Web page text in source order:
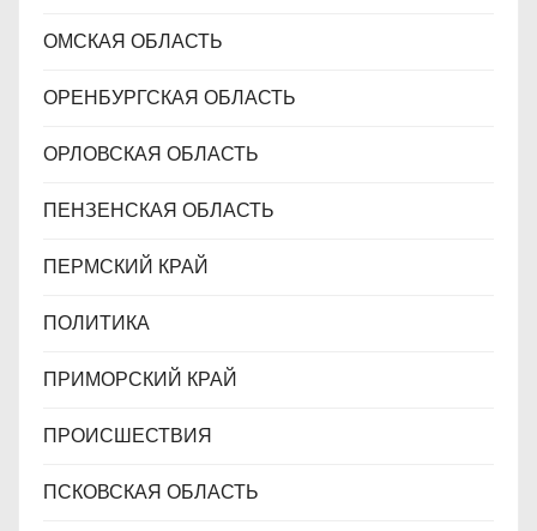
ОМСКАЯ ОБЛАСТЬ
ОРЕНБУРГСКАЯ ОБЛАСТЬ
ОРЛОВСКАЯ ОБЛАСТЬ
ПЕНЗЕНСКАЯ ОБЛАСТЬ
ПЕРМСКИЙ КРАЙ
ПОЛИТИКА
ПРИМОРСКИЙ КРАЙ
ПРОИСШЕСТВИЯ
ПСКОВСКАЯ ОБЛАСТЬ